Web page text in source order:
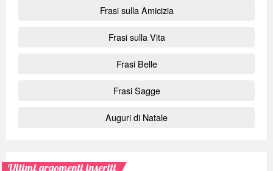
Frasi sulla Amicizia
Frasi sulla Vita
Frasi Belle
Frasi Sagge
Auguri di Natale
Ultimi argomenti inseriti